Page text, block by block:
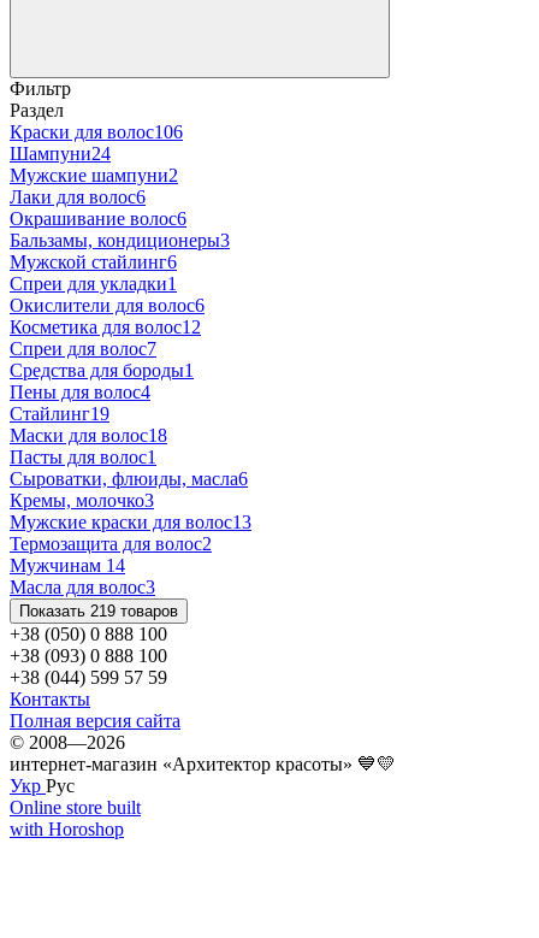
Фильтр
Раздел
Краски для волос106
Шампуни24
Мужские шампуни2
Лаки для волос6
Окрашивание волос6
Бальзамы, кондиционеры3
Мужской стайлинг6
Спреи для укладки1
Окислители для волос6
Косметика для волос12
Спреи для волос7
Средства для бороды1
Пены для волос4
Стайлинг19
Маски для волос18
Пасты для волос1
Сыроватки, флюиды, масла6
Кремы, молочко3
Мужские краски для волос13
Термозащита для волос2
Мужчинам 14
Масла для волос3
Показать 219 товаров
+38 (050) 0 888 100
+38 (093) 0 888 100
+38 (044) 599 57 59
Контакты
Полная версия сайта
© 2008—2026
интернет-магазин «Архитектор красоты» 💙💛
Укр Рус
Online store built
with Horoshop